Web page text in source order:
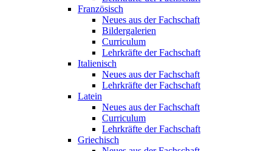
Französisch
Neues aus der Fachschaft
Bildergalerien
Curriculum
Lehrkräfte der Fachschaft
Italienisch
Neues aus der Fachschaft
Lehrkräfte der Fachschaft
Latein
Neues aus der Fachschaft
Curriculum
Lehrkräfte der Fachschaft
Griechisch